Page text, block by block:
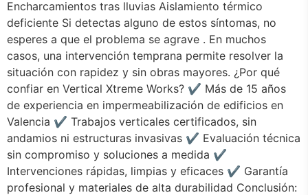
Encharcamientos tras lluvias Aislamiento térmico
deficiente Si detectas alguno de estos síntomas, no
esperes a que el problema se agrave . En muchos
casos, una intervención temprana permite resolver la
situación con rapidez y sin obras mayores. ¿Por qué
confiar en Vertical Xtreme Works? ✔️ Más de 15 años
de experiencia en impermeabilización de edificios en
Valencia ✔️ Trabajos verticales certificados, sin
andamios ni estructuras invasivas ✔️ Evaluación técnica
sin compromiso y soluciones a medida ✔️
Intervenciones rápidas, limpias y eficaces ✔️ Garantía
profesional y materiales de alta durabilidad Conclusión: